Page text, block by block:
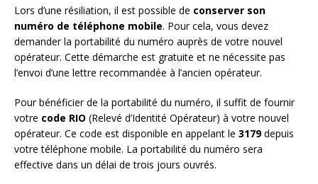
Lors d’une résiliation, il est possible de conserver son
numéro de téléphone mobile. Pour cela, vous devez
demander la portabilité du numéro auprès de votre nouvel
opérateur. Cette démarche est gratuite et ne nécessite pas
l’envoi d’une lettre recommandée à l’ancien opérateur.
Pour bénéficier de la portabilité du numéro, il suffit de fournir
votre code RIO (Relevé d’Identité Opérateur) à votre nouvel
opérateur. Ce code est disponible en appelant le 3179depuis
votre téléphone mobile. La portabilité du numéro sera
effective dans un délai de trois jours ouvrés.